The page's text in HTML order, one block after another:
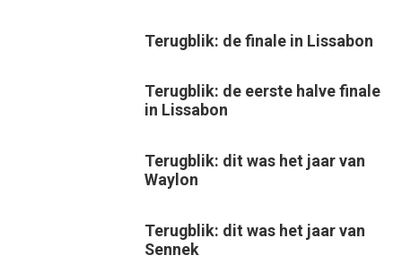
Terugblik: de finale in Lissabon
Terugblik: de eerste halve finale
in Lissabon
Terugblik: dit was het jaar van
Waylon
Terugblik: dit was het jaar van
Sennek